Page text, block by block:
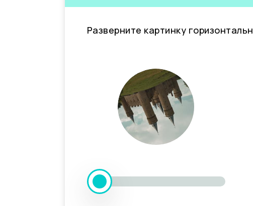
Разверните картинку